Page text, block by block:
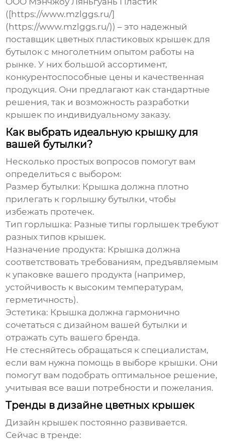
([https://www.mzlggs.ru/]
(https://www.mzlggs.ru/)) – это надежный
поставщик цветных пластиковых крышек для
бутылок с многолетним опытом работы на
рынке. У них большой ассортимент,
конкурентоспособные цены и качественная
продукция. Они предлагают как стандартные
решения, так и возможность разработки
крышек по индивидуальному заказу.
Как выбрать идеальную крышку для
вашей бутылки?
Несколько простых вопросов помогут вам
определиться с выбором:
Размер бутылки: Крышка должна плотно
прилегать к горлышку бутылки, чтобы
избежать протечек.
Тип горлышка: Разные типы горлышек требуют
разных типов крышек.
Назначение продукта: Крышка должна
соответствовать требованиям, предъявляемым
к упаковке вашего продукта (например,
устойчивость к высоким температурам,
герметичность).
Эстетика: Крышка должна гармонично
сочетаться с дизайном вашей бутылки и
отражать суть вашего бренда.
Не стесняйтесь обращаться к специалистам,
если вам нужна помощь в выборе крышки. Они
помогут вам подобрать оптимальное решение,
учитывая все ваши потребности и пожелания.
Тренды в дизайне цветных крышек
Дизайн крышек постоянно развивается.
Сейчас в тренде: